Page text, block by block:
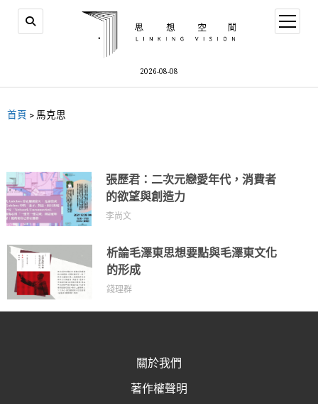
2026-08-08
首頁 > 馬克思
張歷君：二次元戀愛年代，消費者
的欲望與創造力
李尚文
析論毛澤東思想要點與毛澤東文化
的形成
錢理群
關於我們
著作權聲明